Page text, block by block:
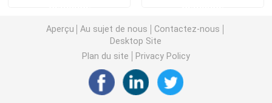
Filtre Komatsu
Excavatrice Filters de Hitachi
Aperçu Au sujet de nous
Contactez-nous
Desktop Site
Plan du site
Privacy Policy